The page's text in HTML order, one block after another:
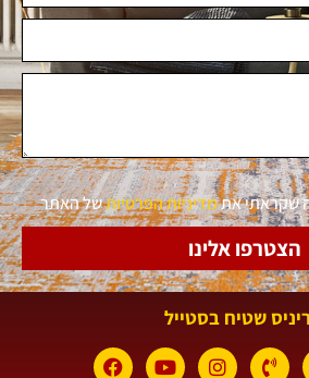
שקראתי אתמדיניות הפרטיותשל האתר
הצטרפו אלינו
שטיח בסטייל